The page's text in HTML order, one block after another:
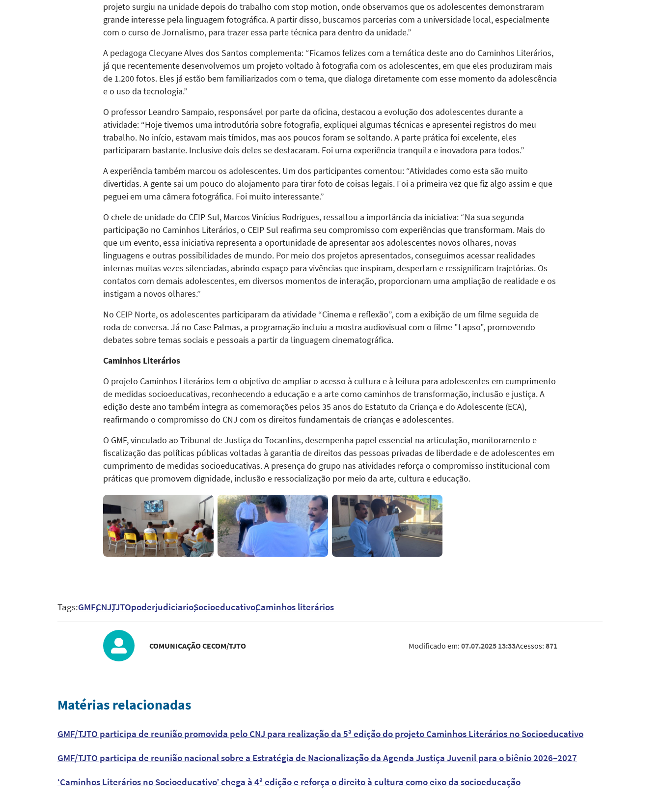
projeto surgiu na unidade depois do trabalho com stop motion, onde observamos que os adolescentes demonstraram
grande interesse pela linguagem fotográfica. A partir disso, buscamos parcerias com a universidade local, especialmente
com o curso de Jornalismo, para trazer essa parte técnica para dentro da unidade.”
A pedagoga Clecyane Alves dos Santos complementa: “Ficamos felizes com a temática deste ano do Caminhos Literários,
já que recentemente desenvolvemos um projeto voltado à fotografia com os adolescentes, em que eles produziram mais
de 1.200 fotos. Eles já estão bem familiarizados com o tema, que dialoga diretamente com esse momento da adolescência
e o uso da tecnologia.”
O professor Leandro Sampaio, responsável por parte da oficina, destacou a evolução dos adolescentes durante a
atividade: “Hoje tivemos uma introdutória sobre fotografia, expliquei algumas técnicas e apresentei registros do meu
trabalho. No início, estavam mais tímidos, mas aos poucos foram se soltando. A parte prática foi excelente, eles
participaram bastante. Inclusive dois deles se destacaram. Foi uma experiência tranquila e inovadora para todos.”
A experiência também marcou os adolescentes. Um dos participantes comentou: “Atividades como esta são muito
divertidas. A gente sai um pouco do alojamento para tirar foto de coisas legais. Foi a primeira vez que fiz algo assim e que
peguei em uma câmera fotográfica. Foi muito interessante.”
O chefe de unidade do CEIP Sul, Marcos Vinícius Rodrigues, ressaltou a importância da iniciativa: “Na sua segunda
participação no Caminhos Literários, o CEIP Sul reafirma seu compromisso com experiências que transformam. Mais do
que um evento, essa iniciativa representa a oportunidade de apresentar aos adolescentes novos olhares, novas
linguagens e outras possibilidades de mundo. Por meio dos projetos apresentados, conseguimos acessar realidades
internas muitas vezes silenciadas, abrindo espaço para vivências que inspiram, despertam e ressignificam trajetórias. Os
contatos com demais adolescentes, em diversos momentos de interação, proporcionam uma ampliação de realidade e os
instigam a novos olhares.”
No CEIP Norte, os adolescentes participaram da atividade “Cinema e reflexão”, com a exibição de um filme seguida de
roda de conversa. Já no Case Palmas, a programação incluiu a mostra audiovisual com o filme "Lapso", promovendo
debates sobre temas sociais e pessoais a partir da linguagem cinematográfica.
Caminhos Literários
O projeto Caminhos Literários tem o objetivo de ampliar o acesso à cultura e à leitura para adolescentes em cumprimento
de medidas socioeducativas, reconhecendo a educação e a arte como caminhos de transformação, inclusão e justiça. A
edição deste ano também integra as comemorações pelos 35 anos do Estatuto da Criança e do Adolescente (ECA),
reafirmando o compromisso do CNJ com os direitos fundamentais de crianças e adolescentes.
O GMF, vinculado ao Tribunal de Justiça do Tocantins, desempenha papel essencial na articulação, monitoramento e
fiscalização das políticas públicas voltadas à garantia de direitos das pessoas privadas de liberdade e de adolescentes em
cumprimento de medidas socioeducativas. A presença do grupo nas atividades reforça o compromisso institucional com
práticas que promovem dignidade, inclusão e ressocialização por meio da arte, cultura e educação.
Tags:GMFCNJTJTOpoderjudiciarioSocioeducativoCaminhos literários
COMUNICAÇÃO CECOM/TJTO Modificado em: 07.07.2025 13:33Acessos: 871
Matérias relacionadas
GMF/TJTO participa de reunião promovida pelo CNJ para realização da 5ª edição do projeto Caminhos Literários no Socioeducativo
GMF/TJTO participa de reunião nacional sobre a Estratégia de Nacionalização da Agenda Justiça Juvenil para o biênio 2026–2027
‘Caminhos Literários no Socioeducativo’ chega à 4ª edição e reforça o direito à cultura como eixo da socioeducação